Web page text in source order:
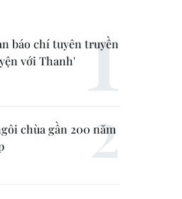
báo chí tuyên truyền
với Thanh'
chùa gần 200 năm